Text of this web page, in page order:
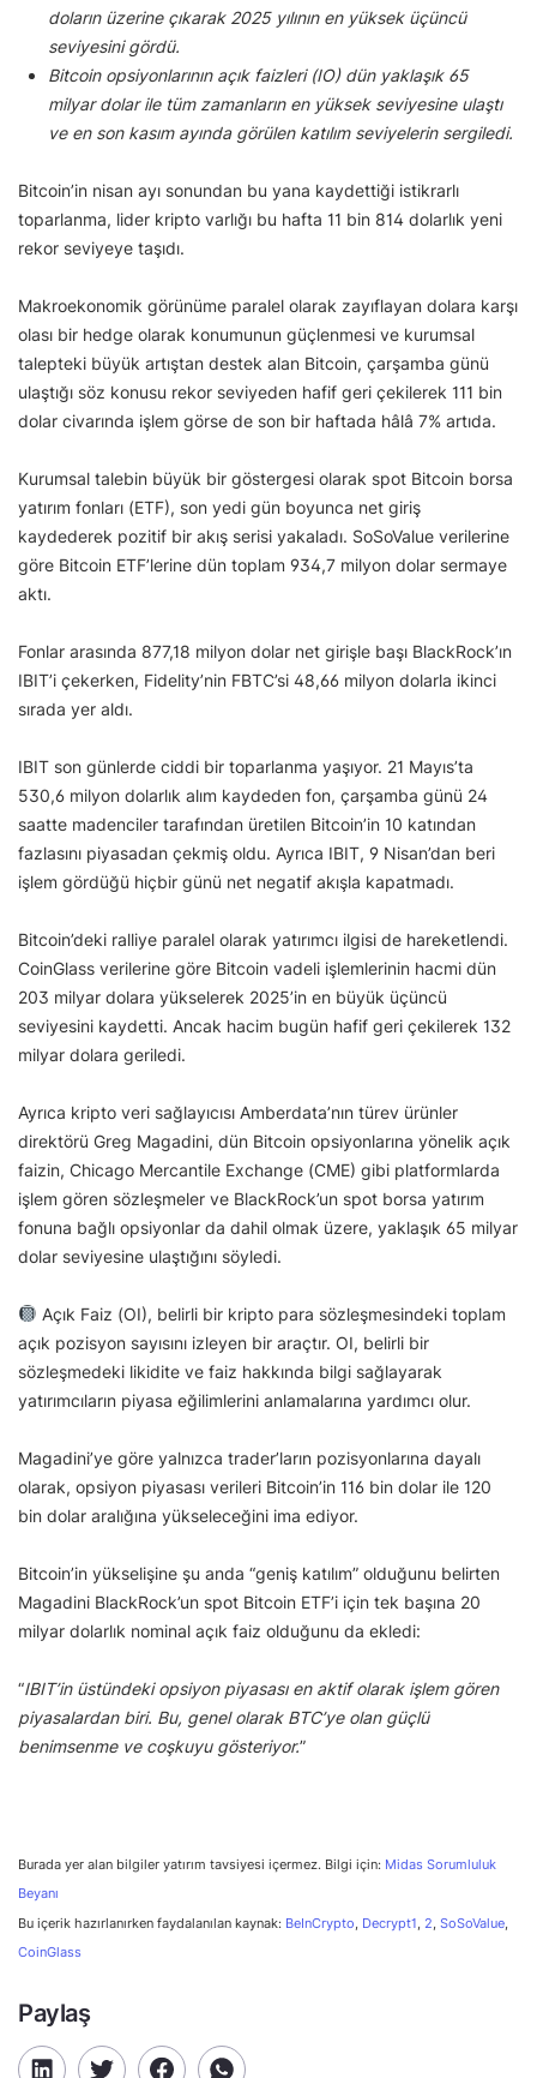
doların üzerine çıkarak 2025 yılının en yüksek üçüncü
seviyesini gördü.
Bitcoin opsiyonlarının açık faizleri (IO) dün yaklaşık 65
milyar dolar ile tüm zamanların en yüksek seviyesine ulaştı
ve en son kasım ayında görülen katılım seviyelerin sergiledi.
Bitcoin’in nisan ayı sonundan bu yana kaydettiği istikrarlı
toparlanma, lider kripto varlığı bu hafta 11 bin 814 dolarlık yeni
rekor seviyeye taşıdı.
Makroekonomik görünüme paralel olarak zayıflayan dolara karşı
olası bir hedge olarak konumunun güçlenmesi ve kurumsal
talepteki büyük artıştan destek alan Bitcoin, çarşamba günü
ulaştığı söz konusu rekor seviyeden hafif geri çekilerek 111 bin
dolar civarında işlem görse de son bir haftada hâlâ 7% artıda.
Kurumsal talebin büyük bir göstergesi olarak spot Bitcoin borsa
yatırım fonları (ETF), son yedi gün boyunca net giriş
kaydederek pozitif bir akış serisi yakaladı. SoSoValue verilerine
göre Bitcoin ETF’lerine dün toplam 934,7 milyon dolar sermaye
aktı.
Fonlar arasında 877,18 milyon dolar net girişle başı BlackRock’ın
IBIT’i çekerken, Fidelity’nin FBTC’si 48,66 milyon dolarla ikinci
sırada yer aldı.
IBIT son günlerde ciddi bir toparlanma yaşıyor. 21 Mayıs’ta
530,6 milyon dolarlık alım kaydeden fon, çarşamba günü 24
saatte madenciler tarafından üretilen Bitcoin’in 10 katından
fazlasını piyasadan çekmiş oldu. Ayrıca IBIT, 9 Nisan’dan beri
işlem gördüğü hiçbir günü net negatif akışla kapatmadı.
Bitcoin’deki ralliye paralel olarak yatırımcı ilgisi de hareketlendi.
CoinGlass verilerine göre Bitcoin vadeli işlemlerinin hacmi dün
203 milyar dolara yükselerek 2025’in en büyük üçüncü
seviyesini kaydetti. Ancak hacim bugün hafif geri çekilerek 132
milyar dolara geriledi.
Ayrıca kripto veri sağlayıcısı Amberdata’nın türev ürünler
direktörü Greg Magadini, dün Bitcoin opsiyonlarına yönelik açık
faizin, Chicago Mercantile Exchange (CME) gibi platformlarda
işlem gören sözleşmeler ve BlackRock’un spot borsa yatırım
fonuna bağlı opsiyonlar da dahil olmak üzere, yaklaşık 65 milyar
dolar seviyesine ulaştığını söyledi.
Açık Faiz (OI), belirli bir kripto para sözleşmesindeki toplam
açık pozisyon sayısını izleyen bir araçtır. OI, belirli bir
sözleşmedeki likidite ve faiz hakkında bilgi sağlayarak
yatırımcıların piyasa eğilimlerini anlamalarına yardımcı olur.
Magadini’ye göre yalnızca trader’ların pozisyonlarına dayalı
olarak, opsiyon piyasası verileri Bitcoin’in 116 bin dolar ile 120
bin dolar aralığına yükseleceğini ima ediyor.
Bitcoin’in yükselişine şu anda “geniş katılım” olduğunu belirten
Magadini BlackRock’un spot Bitcoin ETF’i için tek başına 20
milyar dolarlık nominal açık faiz olduğunu da ekledi:
“IBIT’in üstündeki opsiyon piyasası en aktif olarak işlem gören
piyasalardan biri. Bu, genel olarak BTC’ye olan güçlü
benimsenme ve coşkuyu gösteriyor.”
Burada yer alan bilgiler yatırım tavsiyesi içermez. Bilgi için: Midas Sorumluluk
Beyanı
Bu içerik hazırlanırken faydalanılan kaynak: BeInCrypto Decrypt1 2 SoSoValue
CoinGlass
Paylaş